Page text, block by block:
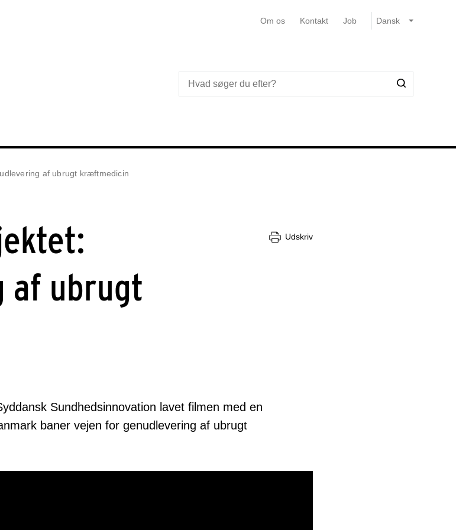
Om os Kontakt Job
af ubrugt kræftmedicin
af ubrugt
Udskriv
Sundhedsinnovation lavet filmen med en
baner vejen for genudlevering af ubrugt